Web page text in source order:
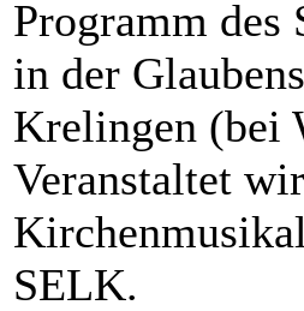
Programm des
in der
Krelingen (bei
Veranstaltet
SELK.